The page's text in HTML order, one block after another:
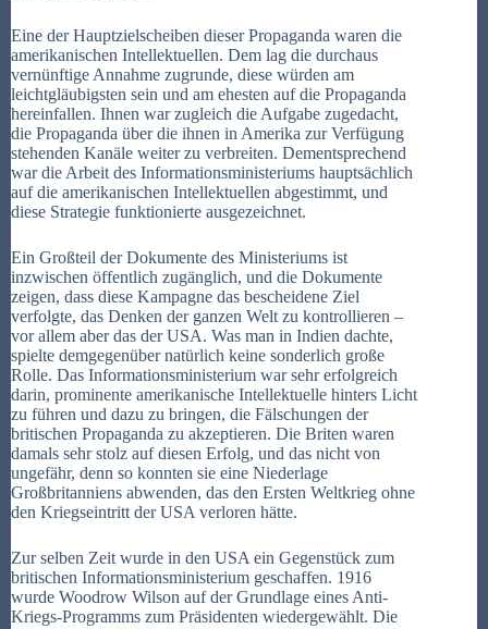
Eine der Hauptzielscheiben dieser Propaganda waren die
amerikanischen Intellektuellen. Dem lag die durchaus
vernünftige Annahme zugrunde, diese würden am
leichtgläubigsten sein und am ehesten auf die Propaganda
hereinfallen. Ihnen war zugleich die Aufgabe zugedacht,
die Propaganda über die ihnen in Amerika zur Verfügung
stehenden Kanäle weiter zu verbreiten. Dementsprechend
war die Arbeit des Informationsministeriums hauptsächlich
auf die amerikanischen Intellektuellen abgestimmt, und
diese Strategie funktionierte ausgezeichnet.
Ein Großteil der Dokumente des Ministeriums ist
inzwischen öffentlich zugänglich, und die Dokumente
zeigen, dass diese Kampagne das bescheidene Ziel
verfolgte, das Denken der ganzen Welt zu kontrollieren –
vor allem aber das der USA. Was man in Indien dachte,
spielte demgegenüber natürlich keine sonderlich große
Rolle. Das Informationsministerium war sehr erfolgreich
darin, prominente amerikanische Intellektuelle hinters Licht
zu führen und dazu zu bringen, die Fälschungen der
britischen Propaganda zu akzeptieren. Die Briten waren
damals sehr stolz auf diesen Erfolg, und das nicht von
ungefähr, denn so konnten sie eine Niederlage
Großbritanniens abwenden, das den Ersten Weltkrieg ohne
den Kriegseintritt der USA verloren hätte.
Zur selben Zeit wurde in den USA ein Gegenstück zum
britischen Informationsministerium geschaffen. 1916
wurde Woodrow Wilson auf der Grundlage eines Anti-
Kriegs-Programms zum Präsidenten wiedergewählt. Die